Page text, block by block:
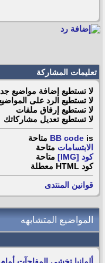
تعليمات المشاركة
لا تستطيع إضافة مواضيع
لا تستطيع الرد على
لا تستطيع إرفاق ملفات
لا تستطيع تعديل مشاركاتك
BB code is
متاحة
الابتسامات متاحة
كود [IMG]
متاحة
كود HTML
معطلة
قوانين المنتدى
المواضيع المتشابهه